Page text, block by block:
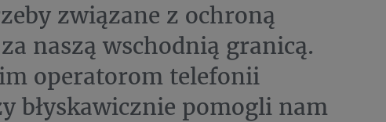
związane z ochroną
naszą wschodnią granicą.
operatorom telefonii
błyskawicznie pomogli nam